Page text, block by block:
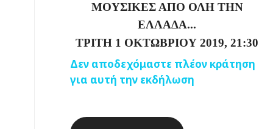
ΜΟΥΣΙΚΕΣ ΑΠΟ ΟΛΗ ΤΗΝ
ΕΛΛΑΔΑ...
ΤΡΙΤΗ 1 ΟΚΤΩΒΡΙΟΥ 2019, 21:30
Δεν αποδεχόμαστε πλέον κράτηση
για αυτή την εκδήλωση